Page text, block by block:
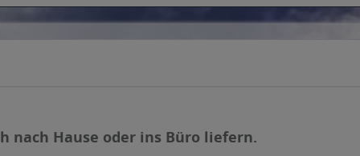
nach Hause oder ins Büro liefern.